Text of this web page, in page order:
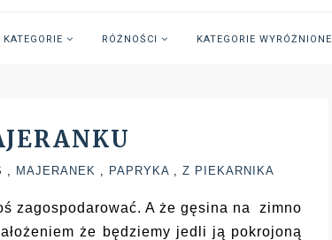
KATEGORIE RÓŻNOŚCI KATEGORIE WYRÓŻNIONE
MAJERANEK PAPRYKA Z PIEKARNIKA
zagospodarować. A że gęsina na zimno
że będziemy jedli ją pokrojoną